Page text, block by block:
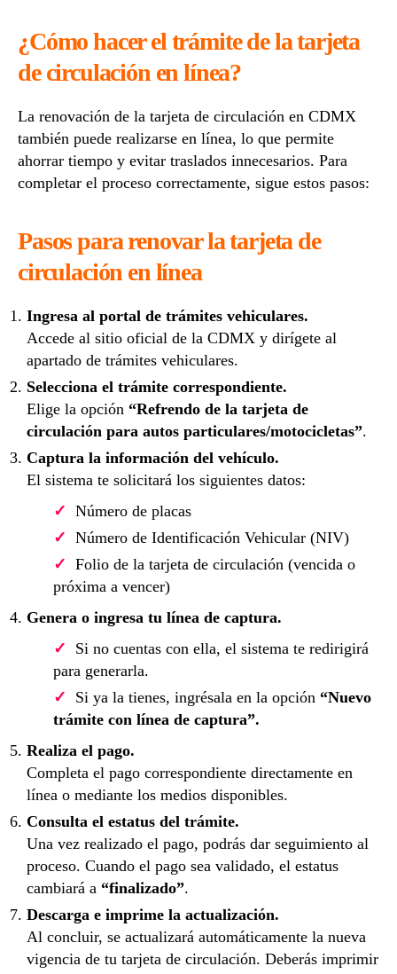
¿Cómo hacer el trámite de la tarjeta
de circulación en línea?
La renovación de la tarjeta de circulación en CDMX
también puede realizarse en línea, lo que permite
ahorrar tiempo y evitar traslados innecesarios. Para
completar el proceso correctamente, sigue estos pasos:
Pasos para renovar la tarjeta de
circulación en línea
Ingresa al portal de trámites vehiculares.
Accede al sitio oficial de la CDMX y dirígete al
apartado de trámites vehiculares.
Selecciona el trámite correspondiente.
Elige la opción “Refrendo de la tarjeta de
circulación para autos particulares/motocicletas”.
Captura la información del vehículo.
El sistema te solicitará los siguientes datos:
Número de placas
Número de Identificación Vehicular (NIV)
Folio de la tarjeta de circulación (vencida o
próxima a vencer)
Genera o ingresa tu línea de captura.
Si no cuentas con ella, el sistema te redirigirá
para generarla.
Si ya la tienes, ingrésala en la opción “Nuevo
trámite con línea de captura”.
Realiza el pago.
Completa el pago correspondiente directamente en
línea o mediante los medios disponibles.
Consulta el estatus del trámite.
Una vez realizado el pago, podrás dar seguimiento al
proceso. Cuando el pago sea validado, el estatus
cambiará a “finalizado”.
Descarga e imprime la actualización.
Al concluir, se actualizará automáticamente la nueva
vigencia de tu tarjeta de circulación. Deberás imprimir